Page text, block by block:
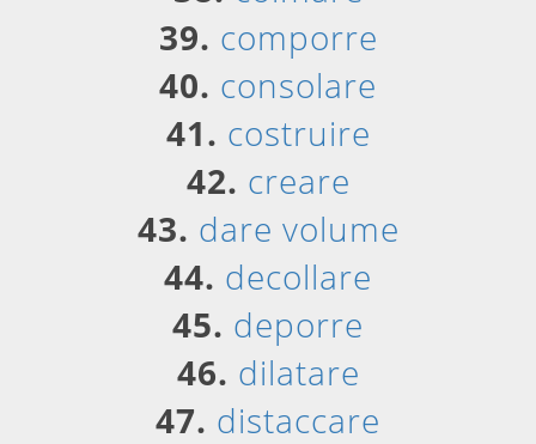
39. comporre
40. consolare
41. costruire
42. creare
43. dare volume
44. decollare
45. deporre
46. dilatare
47. distaccare